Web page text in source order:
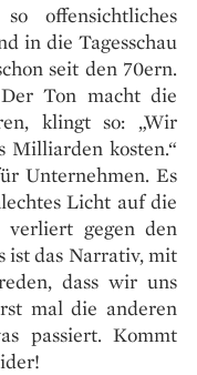
offensichtliches
in die Tagesschau
seit den 70ern.
Ton macht die
klingt so: „Wir
Milliarden kosten.“
Unternehmen. Es
Licht auf die
verliert gegen den
ist das Narrativ, mit
dass wir uns
mal die anderen
passiert. Kommt